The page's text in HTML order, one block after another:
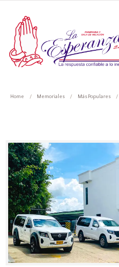
Home Memoriales Más Populares